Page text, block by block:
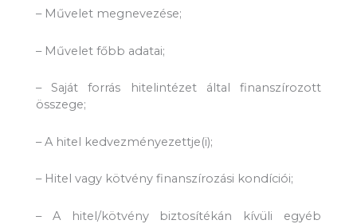
– Művelet megnevezése;
– Művelet főbb adatai;
– Saját forrás hitelintézet által finanszírozott
összege;
– A hitel kedvezményezettje(i);
– Hitel vagy kötvény finanszírozási kondíciói;
– A hitel/kötvény biztosítékán kívüli egyéb